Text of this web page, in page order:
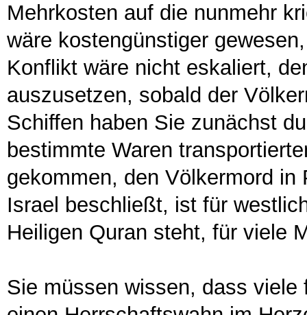
Mehrkosten auf die nunmehr
wäre kostengünstiger
Konflikt wäre nicht eskaliert,
auszusetzen, sobald der
Schiffen haben Sie zunächst
bestimmte Waren
gekommen, den Völkermord
Israel beschließt, ist für
Heiligen Quran steht, für viele
Sie müssen wissen, dass